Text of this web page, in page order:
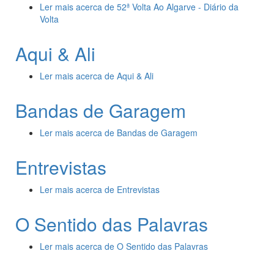
Ler mais acerca de 52ª Volta Ao Algarve - Diário da
Volta
Aqui & Ali
Ler mais acerca de Aqui & Ali
Bandas de Garagem
Ler mais acerca de Bandas de Garagem
Entrevistas
Ler mais acerca de Entrevistas
O Sentido das Palavras
Ler mais acerca de O Sentido das Palavras